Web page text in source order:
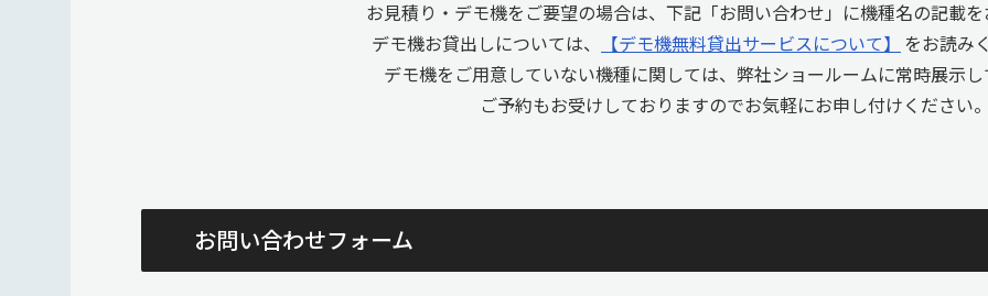
お見積り・デモ機をご要望の場合は、下記「お問い合わせ」に機種名の記載
デモ機お貸出しについては、
【デモ機無料貸出サービスについて】
をお読み
デモ機をご用意していない機種に関しては、弊社ショールームに常時展示し
ご予約もお受けしておりますのでお気軽にお申し付けください
お問い合わせフォーム